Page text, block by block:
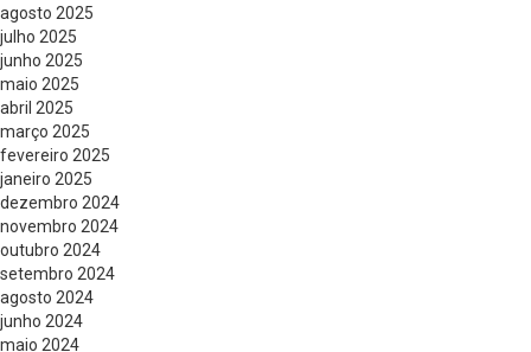
agosto 2025
julho 2025
junho 2025
maio 2025
abril 2025
março 2025
fevereiro 2025
janeiro 2025
dezembro 2024
novembro 2024
outubro 2024
setembro 2024
agosto 2024
junho 2024
maio 2024